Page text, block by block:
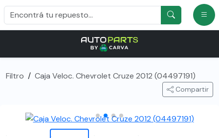
Filtro / Caja Veloc. Chevrolet Cruze 2012 (04497191)
Compartir